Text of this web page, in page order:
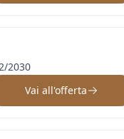
2030
Vai all'offerta